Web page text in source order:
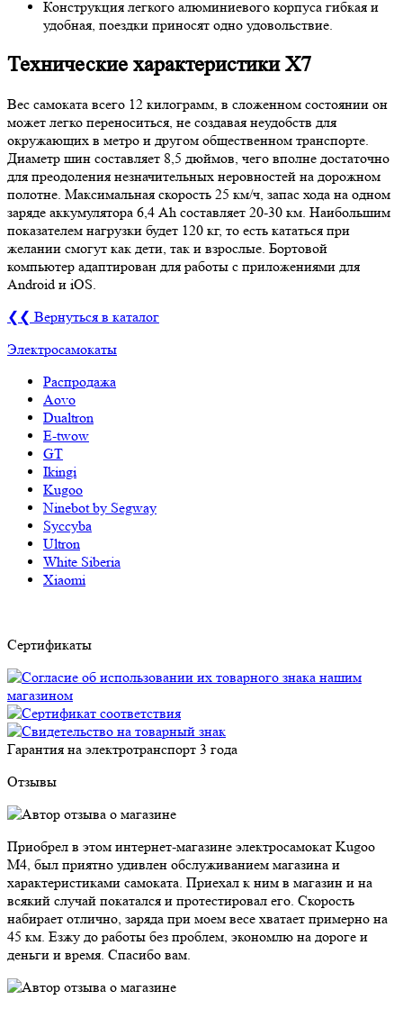
Конструкция легкого алюминиевого корпуса гибкая и
удобная, поездки приносят одно удовольствие.
Технические характеристики Х7
Вес самоката всего 12 килограмм, в сложенном состоянии он
может легко переноситься, не создавая неудобств для
окружающих в метро и другом общественном транспорте.
Диаметр шин составляет 8,5 дюймов, чего вполне достаточно
для преодоления незначительных неровностей на дорожном
полотне. Максимальная скорость 25 км/ч, запас хода на одном
заряде аккумулятора 6,4 Ah составляет 20-30 км. Наибольшим
показателем нагрузки будет 120 кг, то есть кататься при
желании смогут как дети, так и взрослые. Бортовой
компьютер адаптирован для работы с приложениями для
Android и iOS.
❮❮ Вернуться в каталог
Электросамокаты
Распродажа
Aovo
Dualtron
E-twow
GT
Ikingi
Kugoo
Ninebot by Segway
Syccyba
Ultron
White Siberia
Xiaomi
Сертификаты
Гарантия на электротранспорт 3 года
Отзывы
Приобрел в этом интернет-магазине электросамокат Kugoo
M4, был приятно удивлен обслуживанием магазина и
характеристиками самоката. Приехал к ним в магазин и на
всякий случай покатался и протестировал его. Скорость
набирает отлично, заряда при моем весе хватает примерно на
45 км. Езжу до работы без проблем, экономлю на дороге и
деньги и время. Спасибо вам.